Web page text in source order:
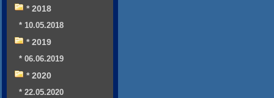
* 2018
* 10.05.2018
* 2019
* 06.06.2019
* 2020
* 22.05.2020